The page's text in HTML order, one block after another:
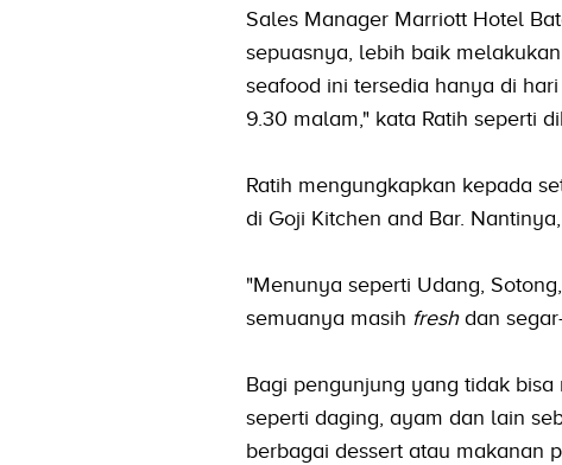
Sales Manager Marriott Hotel
sepuasnya, lebih baik
seafood ini tersedia hanya di
9.30 malam," kata Ratih seperti
Ratih mengungkapkan kepada
di Goji Kitchen and Bar.
"Menunya seperti Udang,
semuanya masih freshdan
Bagi pengunjung yang tidak bisa
seperti daging, ayam dan lain
berbagai dessert atau makanan